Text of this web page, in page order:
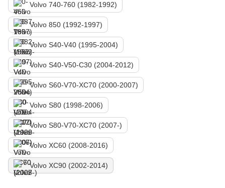
Volvo 740-760 (1982-1992)
Volvo 850 (1992-1997)
Volvo S40-V40 (1995-2004)
Volvo S40-V50-C30 (2004-2012)
Volvo S60-V70-XC70 (2000-2007)
Volvo S80 (1998-2006)
Volvo S80-V70-XC70 (2007-)
Volvo XC60 (2008-2016)
Volvo XC90 (2002-2014)